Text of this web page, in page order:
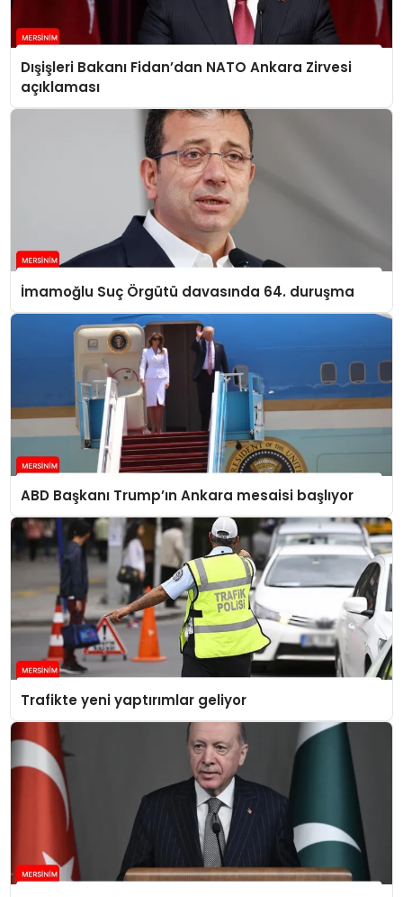
Dışişleri Bakanı Fidan’dan NATO Ankara Zirvesi
açıklaması
İmamoğlu Suç Örgütü davasında 64. duruşma
ABD Başkanı Trump’ın Ankara mesaisi başlıyor
Trafikte yeni yaptırımlar geliyor